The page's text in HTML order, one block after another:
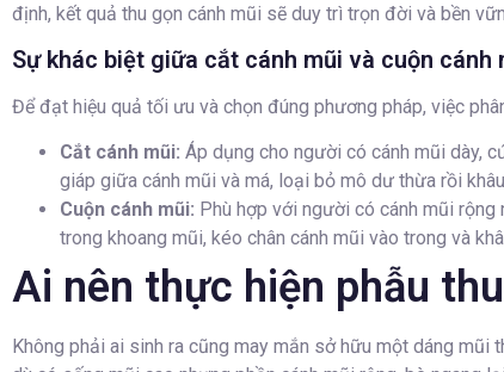
định, kết quả thu gọn cánh mũi sẽ duy trì trọn đời và bền
Sự khác biệt giữa cắt cánh mũi và cuộn cánh
Để đạt hiệu quả tối ưu và chọn đúng phương pháp, việc
Cắt cánh mũi: Áp dụng cho người có cánh mũi dày,
giáp giữa cánh mũi và má, loại bỏ mô dư thừa rồi
Cuộn cánh mũi: Phù hợp với người có cánh mũi
trong khoang mũi, kéo chân cánh mũi vào trong và
Ai nên thực hiện phẫu
Không phải ai sinh ra cũng may mắn sở hữu một dáng